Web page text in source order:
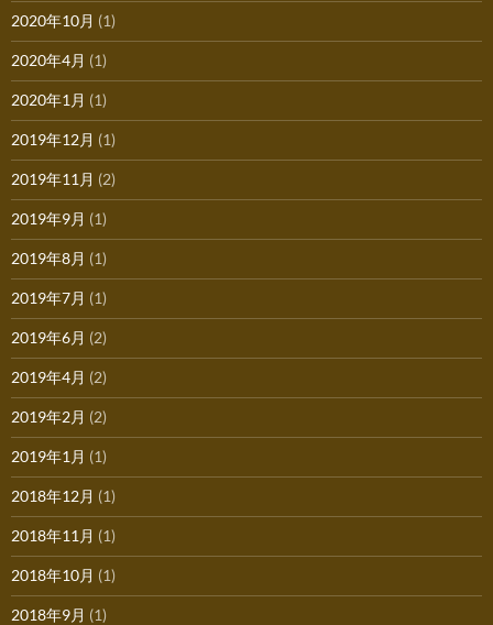
2020年10月 (1)
2020年4月 (1)
2020年1月 (1)
2019年12月 (1)
2019年11月 (2)
2019年9月 (1)
2019年8月 (1)
2019年7月 (1)
2019年6月 (2)
2019年4月 (2)
2019年2月 (2)
2019年1月 (1)
2018年12月 (1)
2018年11月 (1)
2018年10月 (1)
2018年9月 (1)